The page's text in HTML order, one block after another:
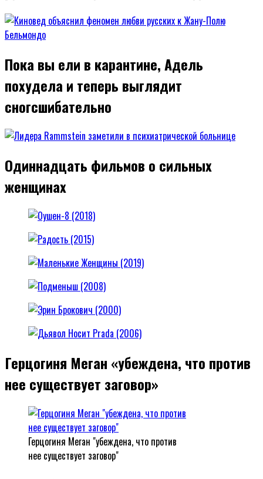
Пока вы ели в карантине, Адель
похудела и теперь выглядит
сногсшибательно
Одиннадцать фильмов о сильных
женщинах
Герцогиня Меган «убеждена, что против
нее существует заговор»
Герцогиня Меган "убеждена, что против
нее существует заговор"